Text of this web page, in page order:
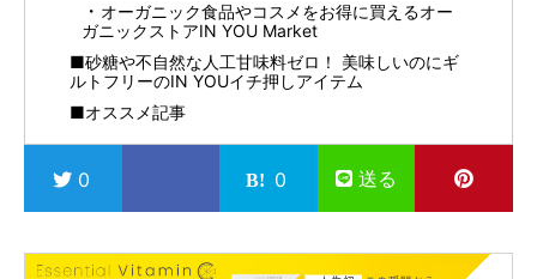
オーガニック食品やコスメをお得に買えるオー
ガニックストアIN YOU Market
■砂糖や不自然な人工甘味料ゼロ！ 美味しいのにギ
ルトフリーのIN YOUイチ押しアイテム
■オススメ記事
0 0 送る